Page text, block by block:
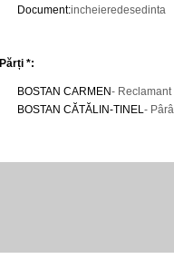
Document:incheieredesedinta
Părți *:
BOSTAN CARMEN- Reclamant
BOSTAN CĂTĂLIN-TINEL-